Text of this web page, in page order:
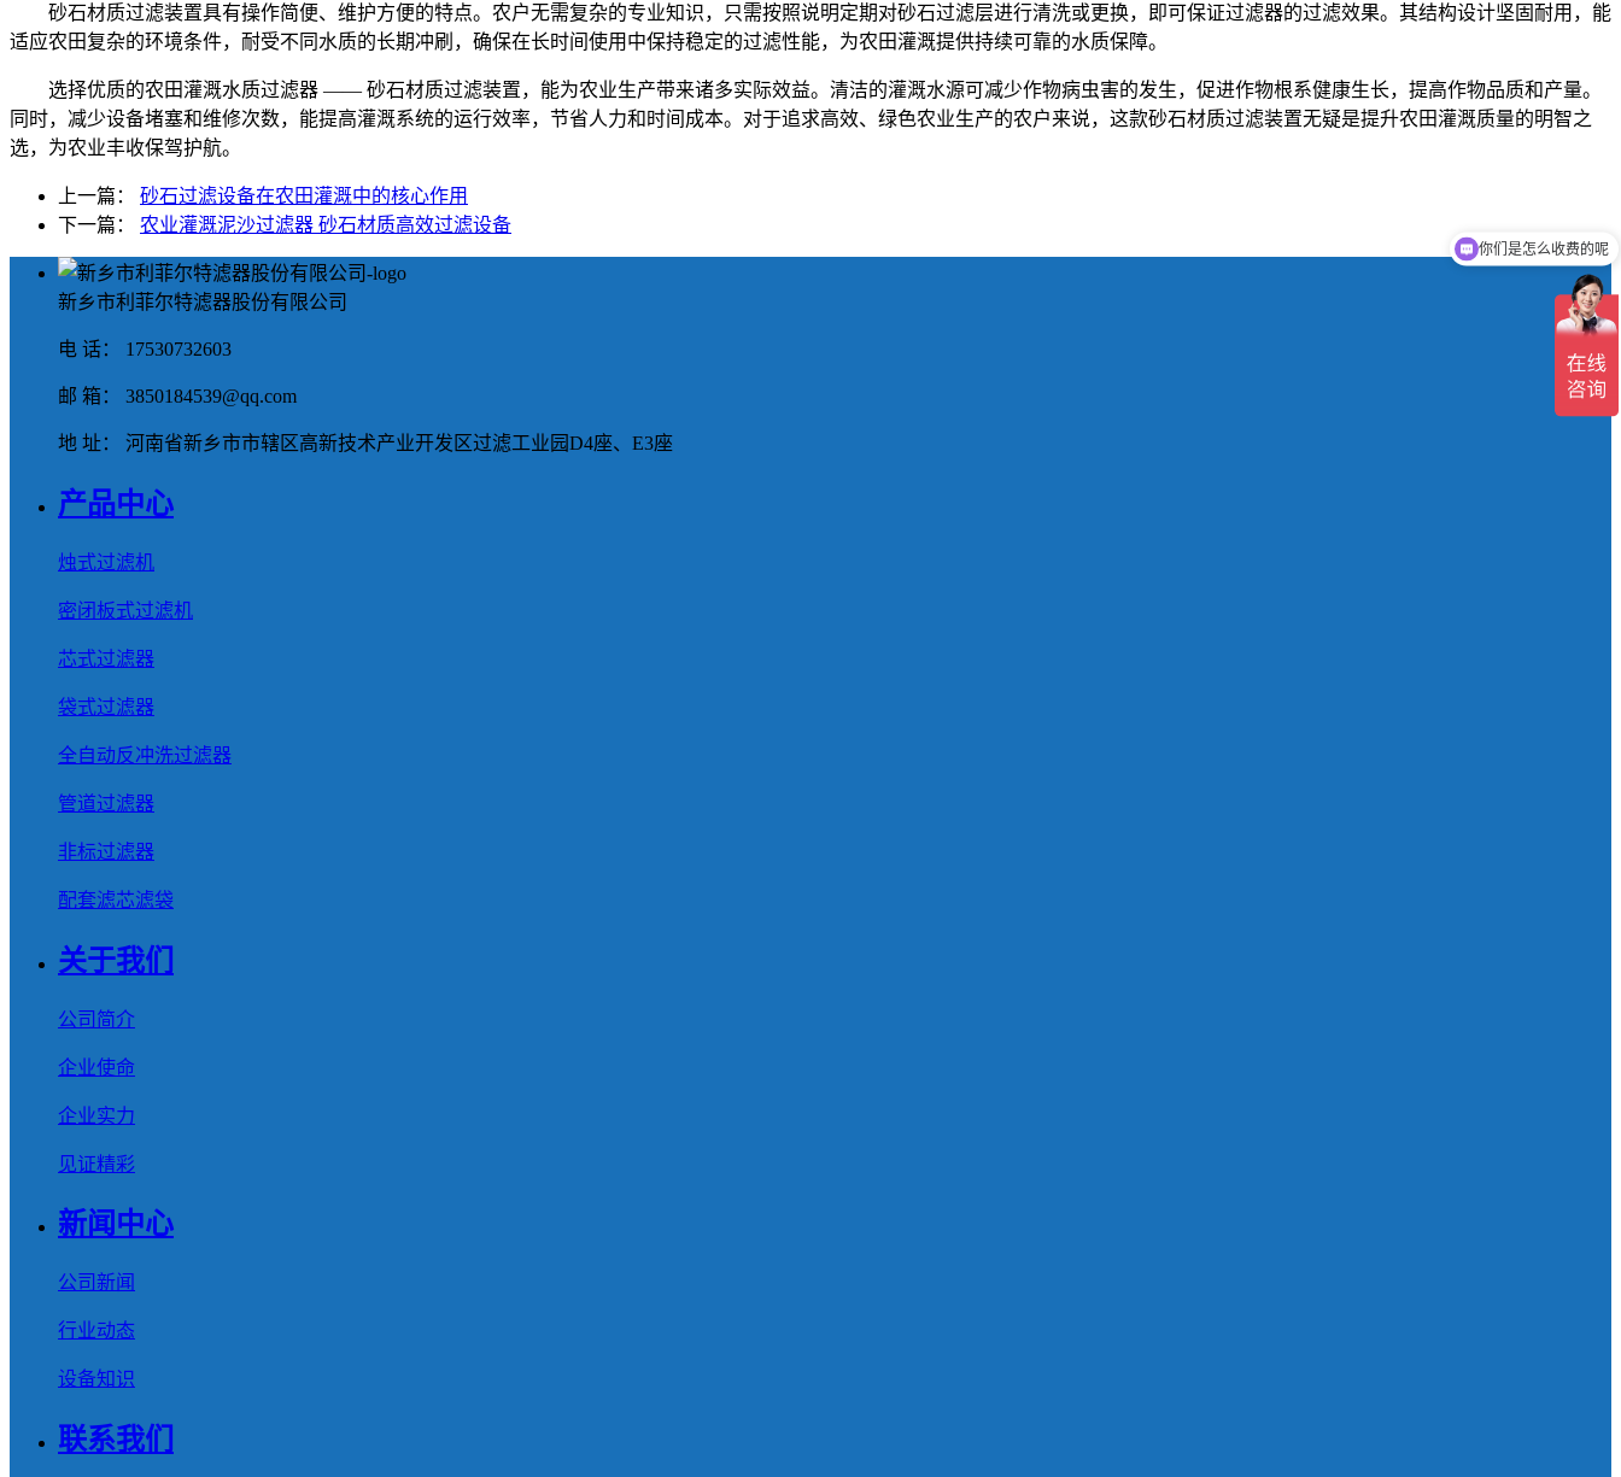
砂石材质过滤装置具有操作简便、维护方便的特点。农户无需复杂的专业知识，只需按照说明定期对砂石过滤层进行清洗或更换，即可保证过滤器的过滤效果。其结构设计坚固耐用，能
适应农田复杂的环境条件，耐受不同水质的长期冲刷，确保在长时间使用中保持稳定的过滤性能，为农田灌溉提供持续可靠的水质保障。
选择优质的农田灌溉水质过滤器 —— 砂石材质过滤装置，能为农业生产带来诸多实际效益。清洁的灌溉水源可减少作物病虫害的发生，促进作物根系健康生长，提高作物品质和产量。
同时，减少设备堵塞和维修次数，能提高灌溉系统的运行效率，节省人力和时间成本。对于追求高效、绿色农业生产的农户来说，这款砂石材质过滤装置无疑是提升农田灌溉质量的明智之
选，为农业丰收保驾护航。
上一篇： 砂石过滤设备在农田灌溉中的核心作用
下一篇： 农业灌溉泥沙过滤器 砂石材质高效过滤设备
新乡市利菲尔特滤器股份有限公司
电 话： 17530732603
邮 箱： 3850184539@qq.com
地 址： 河南省新乡市市辖区高新技术产业开发区过滤工业园D4座、E3座
产品中心
烛式过滤机
密闭板式过滤机
芯式过滤器
袋式过滤器
全自动反冲洗过滤器
管道过滤器
非标过滤器
配套滤芯滤袋
关于我们
公司简介
企业使命
企业实力
见证精彩
新闻中心
公司新闻
行业动态
设备知识
联系我们
你们是怎么收费的呢